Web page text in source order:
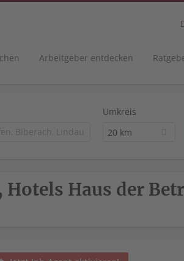
Arbeitgeber entdecken
Umkreis
20 km
Haus der